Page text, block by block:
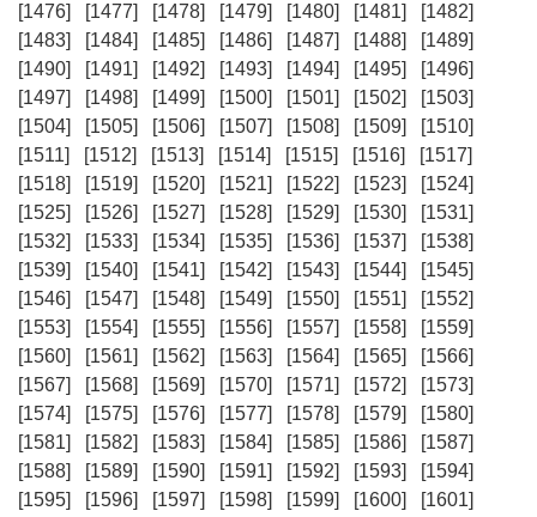
[1476]
[1477] [1478] [1479] [1480] [1481]
[1482]
[1483]
[1484] [1485] [1486] [1487] [1488]
[1489]
[1490]
[1491] [1492] [1493] [1494] [1495]
[1496]
[1497]
[1498] [1499] [1500] [1501] [1502]
[1503]
[1504]
[1505] [1506] [1507] [1508] [1509]
[1510]
[1511]
[1512] [1513] [1514] [1515] [1516]
[1517]
[1518]
[1519] [1520] [1521] [1522] [1523]
[1524]
[1525]
[1526] [1527] [1528] [1529] [1530]
[1531]
[1532]
[1533] [1534] [1535] [1536] [1537]
[1538]
[1539]
[1540] [1541] [1542] [1543] [1544]
[1545]
[1546]
[1547] [1548] [1549] [1550] [1551]
[1552]
[1553]
[1554] [1555] [1556] [1557] [1558]
[1559]
[1560]
[1561] [1562] [1563] [1564] [1565]
[1566]
[1567]
[1568] [1569] [1570] [1571] [1572]
[1573]
[1574]
[1575] [1576] [1577] [1578] [1579]
[1580]
[1581]
[1582] [1583] [1584] [1585] [1586]
[1587]
[1588]
[1589] [1590] [1591] [1592] [1593]
[1594]
[1595]
[1596] [1597] [1598] [1599] [1600]
[1601]